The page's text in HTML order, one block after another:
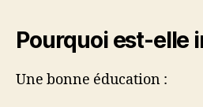
Pourquoi est-elle
Une bonne éducation :